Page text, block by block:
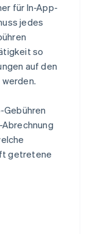
für In-App-
jedes
so
auf den
Gebühren
getretene